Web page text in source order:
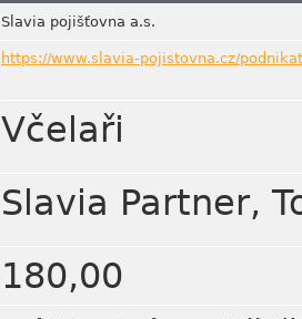
Slavia pojišťovna a.s.
https://www.slavia-pojistovna.cz/
Včelaři
Slavia Partner,
180,00